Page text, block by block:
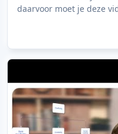
daarvoor moet je deze